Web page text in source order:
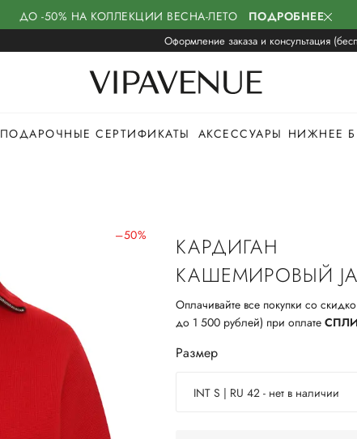
ДО -50% НА КОЛЛЕКЦИИ ВЕСНА-ЛЕТО ПОДРОБНЕЕ
Оформление заказа и консультация
ПОДАРОЧНЫЕ СЕРТИФИКАТЫ АКСЕССУАРЫ НИЖНЕЕ
–50%
КАРДИГАН
КАШЕМИРОВЫЙ
Оплачивайте все покупки со
до 1 500 рублей) при оплате
Размер
INT S | RU 42 - нет в наличии